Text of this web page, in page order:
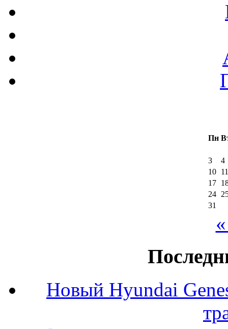
Пн
3
4
10
11
17
24
31
Новый Hyundai